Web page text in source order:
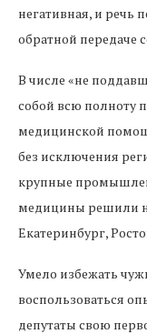
негативная, и речь
обратной передаче
В числе «не
собой всю полноту
медицинской
без исключения
крупные
медицины решили
Екатеринбург,
Умело избежать
воспользоваться
депутаты свою